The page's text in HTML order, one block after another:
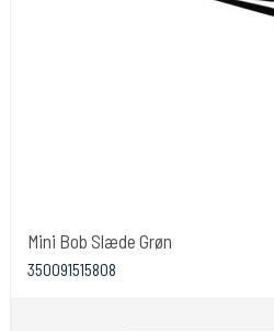
Mini Bob Slæde Grøn
350091515808